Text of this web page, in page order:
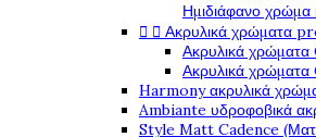
Ημιδιάφανο χρώμα
  Ακρυλικά χρώματα
Ακρυλικά
Ακρυλικά
Harmony ακρυλικά
Ambiante υδροφοβικά
Style Matt Cadence (Ματ